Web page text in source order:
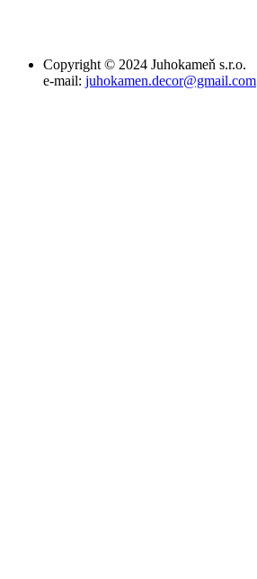
Copyright © 2024 Juhokameň s.r.o.
e-mail: juhokamen.decor@gmail.com